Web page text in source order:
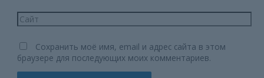
Сайт
Сохранить моё имя, email и адрес сайта в этом
браузере для последующих моих комментариев.